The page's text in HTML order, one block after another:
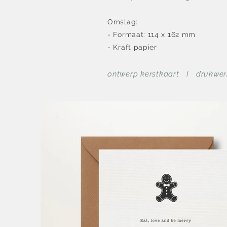
Omslag:
- Formaat: 114 x 162 mm
- Kraft papier
ontwerp kerstkaart I